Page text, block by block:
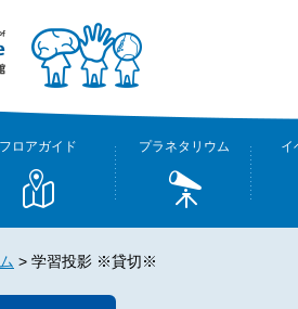
フロアガイド プラネタリウム イ
> 学習投影 ※貸切※